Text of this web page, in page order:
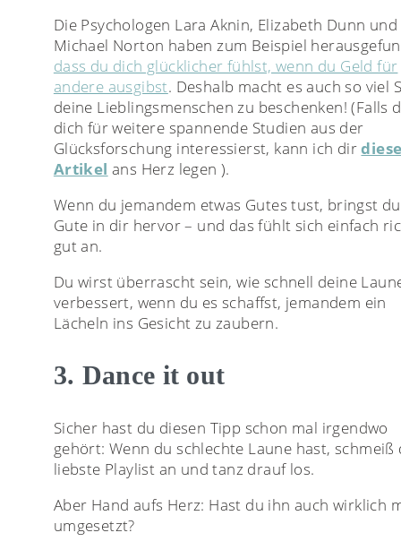
Die Psychologen Lara Aknin, Elizabeth Dunn und
Michael Norton haben zum Beispiel
dass du dich glücklicher fühlst, wenn du Geld für
andere ausgibst. Deshalb macht es auch so viel
deine Lieblingsmenschen zu beschenken! (Falls
dich für weitere spannende Studien aus der
Glücksforschung interessierst, kann ich dir
Artikel ans Herz legen ).
Wenn du jemandem etwas Gutes tust, bringst
Gute in dir hervor – und das fühlt sich einfach
gut an.
Du wirst überrascht sein, wie schnell deine
verbessert, wenn du es schaffst, jemandem ein
Lächeln ins Gesicht zu zaubern.
3. Dance it out
Sicher hast du diesen Tipp schon mal irgendwo
gehört: Wenn du schlechte Laune hast, schmeiß
liebste Playlist an und tanz drauf los.
Aber Hand aufs Herz: Hast du ihn auch wirklich
umgesetzt?